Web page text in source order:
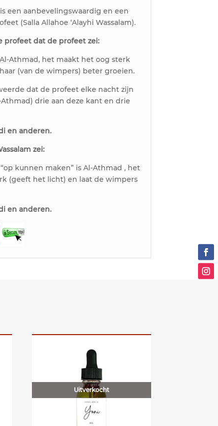
een aanbevelingswaardig en een
(Salla Allahoe ‘Alayhi Wassalam).
profeet dat de profeet zei:
Athmad, het maakt het oog sterk
(van de wimpers) beter groeien.
dat de profeet elke nacht zijn
drie aan deze kant en drie
en anderen.
zei:
kunnen maken” is Al-Athmad , het
(geeft het licht) en laat de wimpers
en anderen.
Uitverkocht